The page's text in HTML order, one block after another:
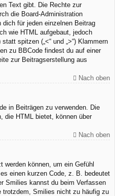
Text gibt. Die Rechte zur
die Board-Administration
für jeden einzelnen Beitrag
wie HTML aufgebaut, jedoch
spitzen („<“ und „>“) Klammern
zu BBCode findest du auf einer
zur Beitragserstellung aus
Nach oben
in Beiträgen zu verwenden. Die
die HTML bietet, können über
Nach oben
werden können, um ein Gefühl
einen kurzen Code, z. B. bedeutet
Smilies kannst du beim Verfassen
trotzdem, Smilies nicht zu häufig zu